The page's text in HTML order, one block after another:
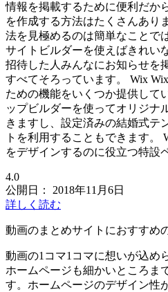
情報を掲載するために便利だか
を作成する方法はたくさんあり
法を見極めるのは簡単なことで
サイトビルダーを使えばきれい
招待した人みんなにお知らせを
すべてそろっています。 Wix
ための機能をいくつか提供して
ップビルダーを使ってオリジナ
きますし、設定済みの結婚式テ
トを利用することもできます。
をデザインするのに役立つ特設
4.0
公開日：
2018年11月6日
詳しく読む
動画のまとめサイトにおすすめ
動画の1コマ1コマに想いが込め
ホームページも細かいところま
す。ホームページのデザイン性